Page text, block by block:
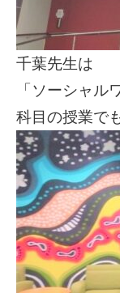
千葉先生は
「ソーシャル
科目の授業で